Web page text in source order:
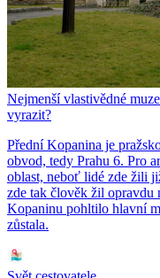
Nejmenší vlastivědné
vyrazit?
Přední Kopanina je
obvod, tedy Prahu 6. Pro
oblast, neboť lidé zde žili
zde tak člověk žil opravdu
Kopaninu pohltilo hlavní
zůstala.